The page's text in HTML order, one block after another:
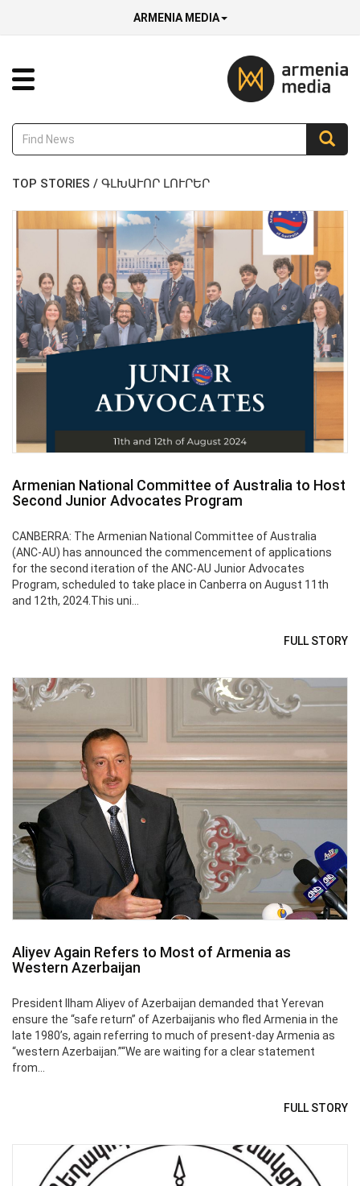
ARMENIA MEDIA
TOP STORIES / ԳԼԽԱՒՈՐ ԼՈՒՐԵՐ
Armenian National Committee of Australia to Host
Second Junior Advocates Program
CANBERRA: The Armenian National Committee of Australia
(ANC-AU) has announced the commencement of applications
for the second iteration of the ANC-AU Junior Advocates
Program, scheduled to take place in Canberra on August 11th
and 12th, 2024.This uni...
FULL STORY
Aliyev Again Refers to Most of Armenia as
Western Azerbaijan
President Ilham Aliyev of Azerbaijan demanded that Yerevan
ensure the “safe return” of Azerbaijanis who fled Armenia in the
late 1980’s, again referring to much of present-day Armenia as
“western Azerbaijan.”“We are waiting for a clear statement
from...
FULL STORY